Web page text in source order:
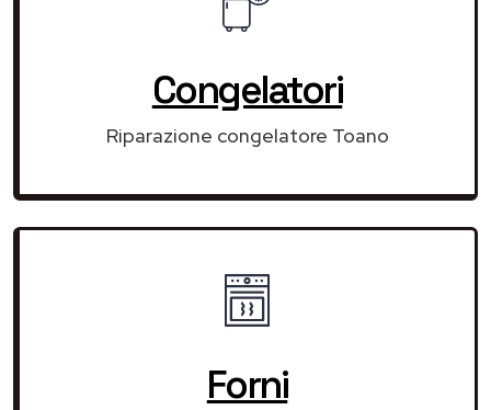
Congelatori
Riparazione congelatore Toano
Forni